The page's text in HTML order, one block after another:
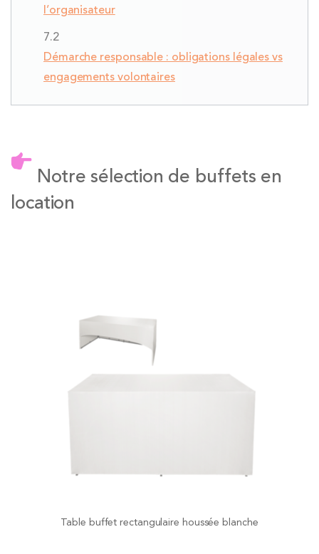
l’organisateur
Démarche responsable : obligations légales vs
engagements volontaires
Notre sélection de buffets en
location
Table buffet rectangulaire houssée blanche